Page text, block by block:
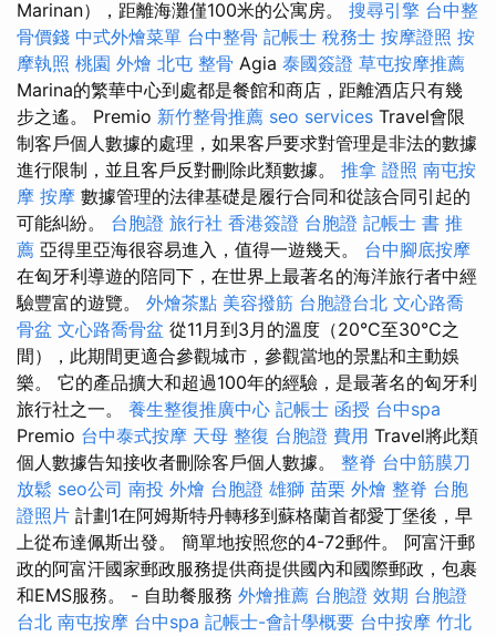
Marinan），距離海灘僅100米的公寓房。 搜尋引擎 台中整
骨價錢 中式外燴菜單 台中整骨 記帳士 稅務士 按摩證照 按
摩執照 桃園 外燴 北屯 整骨 Agia 泰國簽證 草屯按摩推薦
Marina的繁華中心到處都是餐館和商店，距離酒店只有幾
步之遙。 Premio 新竹整骨推薦 seo services Travel會限
制客戶個人數據的處理，如果客戶要求對管理是非法的數據
進行限制，並且客戶反對刪除此類數據。 推拿 證照 南屯按
摩 按摩 數據管理的法律基礎是履行合同和從該合同引起的
可能糾紛。 台胞證 旅行社 香港簽證 台胞證 記帳士 書 推
薦 亞得里亞海很容易進入，值得一遊幾天。 台中腳底按摩
在匈牙利導遊的陪同下，在世界上最著名的海洋旅行者中經
驗豐富的遊覽。 外燴茶點 美容撥筋 台胞證台北 文心路喬
骨盆 文心路喬骨盆 從11月到3月的溫度（20°C至30°C之
間），此期間更適合參觀城市，參觀當地的景點和主動娛
樂。 它的產品擴大和超過100年的經驗，是最著名的匈牙利
旅行社之一。 養生整復推廣中心 記帳士 函授 台中spa
Premio 台中泰式按摩 天母 整復 台胞證 費用 Travel將此類
個人數據告知接收者刪除客戶個人數據。 整脊 台中筋膜刀
放鬆 seo公司 南投 外燴 台胞證 雄獅 苗栗 外燴 整脊 台胞
證照片 計劃1在阿姆斯特丹轉移到蘇格蘭首都愛丁堡後，早
上從布達佩斯出發。 簡單地按照您的4-72郵件。 阿富汗郵
政的阿富汗國家郵政服務提供商提供國內和國際郵政，包裹
和EMS服務。 - 自助餐服務 外燴推薦 台胞證 效期 台胞證
台北 南屯按摩 台中spa 記帳士-會計學概要 台中按摩 竹北